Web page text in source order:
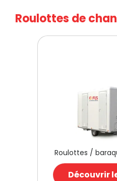
Roulottes de
Roulottes /
Découvrir